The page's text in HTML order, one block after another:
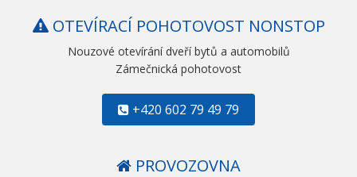
OTEVÍRACÍ POHOTOVOST NONSTOP
Nouzové otevírání dveří bytů a automobilů
Zámečnická pohotovost
+420 602 79 49 79
PROVOZOVNA